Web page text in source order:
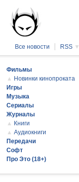
Все новости RSS ▼
Фильмы
▲ Новинки кинопроката
Игры
Музыка
Сериалы
Журналы
▲ Книги
▲ Аудиокниги
Передачи
Софт
Про Это (18+)